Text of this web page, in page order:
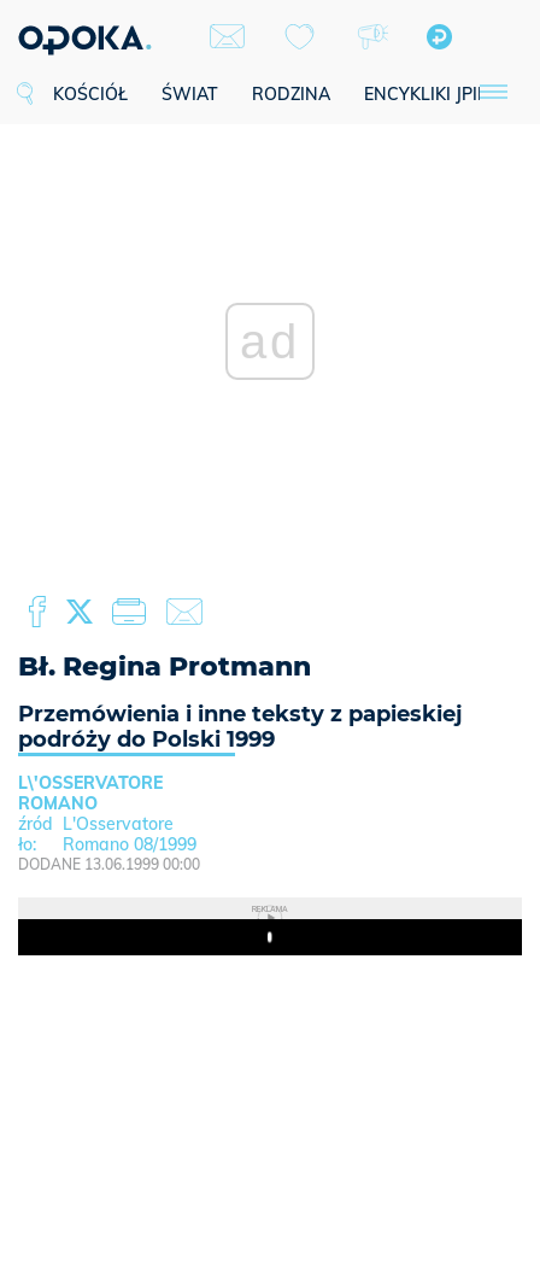
KOŚCIÓŁ ŚWIAT RODZINA ENCYKLIKI JPII
ad
Bł. Regina Protmann
Przemówienia i inne teksty z papieskiej
podróży do Polski 1999
L\'OSSERVATORE
ROMANO
L'Osservatore
Romano 08/1999
DODANE 13.06.1999 00:00
REKLAMA
Play